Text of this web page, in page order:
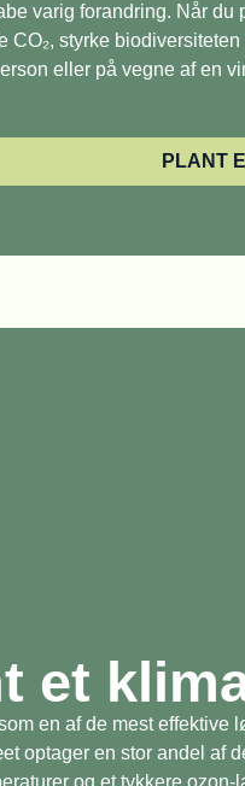
varig forandring. Når
CO₂, styrke
eller på vegne af en
PLANT
et
en af de mest effektive
optager en stor andel af
og et tykkere